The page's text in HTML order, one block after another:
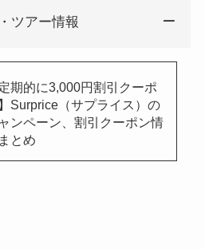
ツアー情報
定期的に3,000円割引クーポ
Surprice（サプライス）の
ンペーン、割引クーポン情
とめ